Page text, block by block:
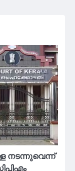
നടന്നുവെന്ന്